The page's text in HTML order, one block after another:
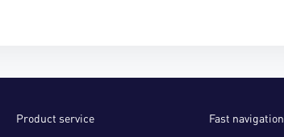
Product service Fast navigation